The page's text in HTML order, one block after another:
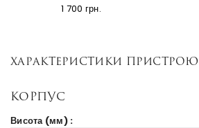
1 700 грн.
Характеристики пристрою
Корпус
Висота (мм) :